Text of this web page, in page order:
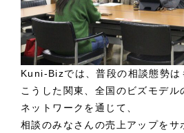
Kuni-Bizでは、普段の相談態勢は
こうした関東、全国のビズモデル
ネットワークを通じて、
相談のみなさんの売上アップをサ